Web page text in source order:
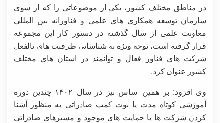
در مناطق مختلف کشور، یکی از موضوعاتی را که از سوی
سازمان توسعه همکاری های علمی و فناورانه بین المللی
معاونت علمی از سال گذشته در دستور کار این مجموعه
قرار گرفته است، توجه ویژه به شناسایی ظرفیت های بالفعل
شرکت های فناور فعال و توانمند در استان های مختلف
کشور عنوان کرد.
وی افزود: بر همین اساس نیز در سال ۱۴۰۲ چندین دوره
آموزشی کوتاه مدت یا بوت کمپ صادراتی به منظور آشنا
کردن شرکت ها با حمایت های موجود و مسیرهای صادراتی